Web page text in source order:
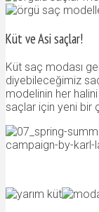
Küt ve Asi saçlar!
Küt saç modası
diyebileceğimiz
modelinin her
saçlar için yeni bir